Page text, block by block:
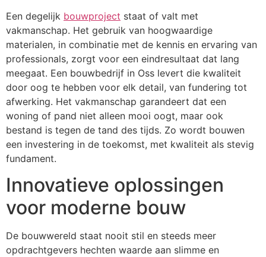
Een degelijk bouwproject staat of valt met
vakmanschap. Het gebruik van hoogwaardige
materialen, in combinatie met de kennis en ervaring van
professionals, zorgt voor een eindresultaat dat lang
meegaat. Een bouwbedrijf in Oss levert die kwaliteit
door oog te hebben voor elk detail, van fundering tot
afwerking. Het vakmanschap garandeert dat een
woning of pand niet alleen mooi oogt, maar ook
bestand is tegen de tand des tijds. Zo wordt bouwen
een investering in de toekomst, met kwaliteit als stevig
fundament.
Innovatieve oplossingen
voor moderne bouw
De bouwwereld staat nooit stil en steeds meer
opdrachtgevers hechten waarde aan slimme en